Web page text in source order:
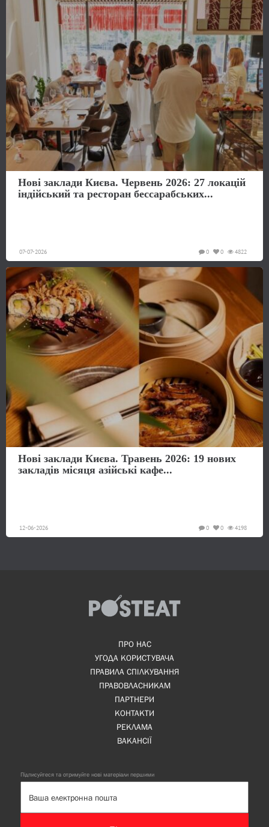
Нові заклади Києва. Червень 2026: 27 локацій
індійський та ресторан бессарабських...
07-07-2026 4822
0
0
Нові заклади Києва. Травень 2026: 19 нових
закладів місяця азійські кафе...
12-06-2026 4198
0
0
ПРО НАС
УГОДА КОРИСТУВАЧА
ПРАВИЛА СПІЛКУВАННЯ
ПРАВОВЛАСНИКАМ
ПАРТНЕРИ
КОНТАКТИ
РЕКЛАМА
ВАКАНСІЇ
Підписуйтеся та отримуйте нові матеріали першими